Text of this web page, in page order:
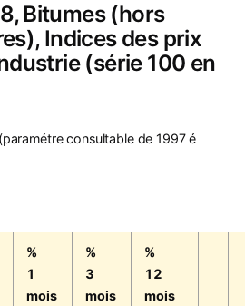
Bitumes (hors
Indices des prix
(série 100 en
(paramétre consultable de 1997 é
%
1
mois
%
3
mois
%
12
mois